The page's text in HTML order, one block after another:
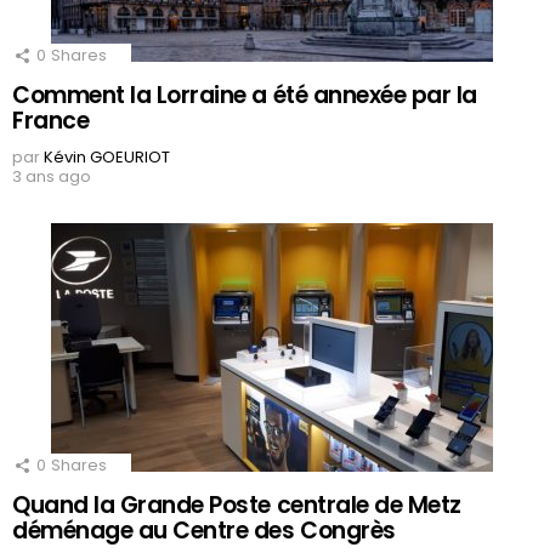
0 Shares
Comment la Lorraine a été annexée par la
France
parKévin GOEURIOT
3 ans ago
0 Shares
Quand la Grande Poste centrale de Metz
déménage au Centre des Congrès